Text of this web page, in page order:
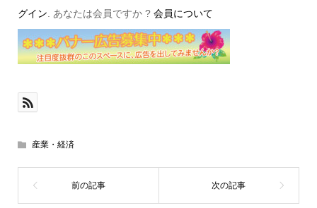
グイン . あなたは会員ですか ? 会員について
産業・経済